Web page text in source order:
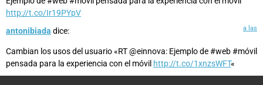
http://t.co/Ir19PYpV
antonibiada dice: a las
Cambian los usos del usuario «RT @einnova: Ejemplo de #web #móvil
pensada para la experiencia con el móvil http://t.co/1xnzsWFT«